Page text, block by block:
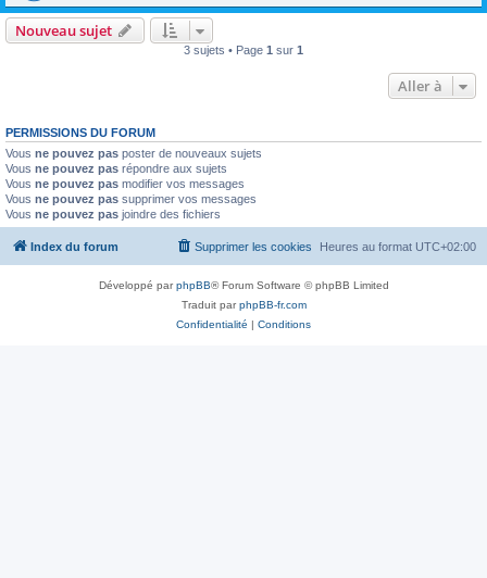
Nouveau sujet
3 sujets • Page 1 sur 1
Aller à
PERMISSIONS DU FORUM
Vous ne pouvez pas poster de nouveaux sujets
Vous ne pouvez pas répondre aux sujets
Vous ne pouvez pas modifier vos messages
Vous ne pouvez pas supprimer vos messages
Vous ne pouvez pas joindre des fichiers
Index du forum Heures au format UTC+02:00
Supprimer les cookies
Développé parphpBB® Forum Software © phpBB Limited
Traduit parphpBB-fr.com
Confidentialité | Conditions